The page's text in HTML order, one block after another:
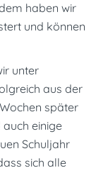
haben wir
und können
unter
aus der
später
auch einige
Schuljahr
sich alle